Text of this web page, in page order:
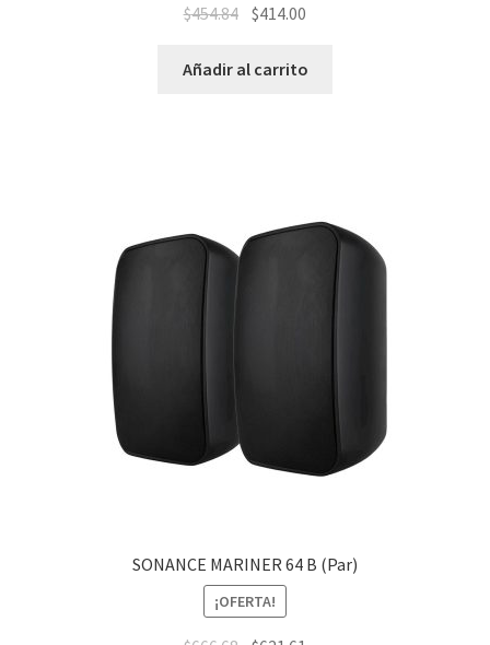
$454.84 $414.00
Añadir al carrito
SONANCE MARINER 64 B (Par)
¡OFERTA!